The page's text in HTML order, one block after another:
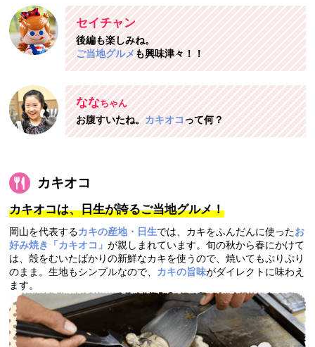
セイチャン
後編も楽しみね。
ご当地グルメ も興味津々！！
ななちゃん
お腹すいたね。 カキオコって何？
カキオコ
カキオコは、日生が誇るご当地グルメ！
岡山を代表するカキの産地・日生では、カキをふんだんに使ったお
好み焼き「カキオコ」が親しまれています。旬の秋から春にかけて
は、殻をむいたばかりの新鮮なカキを使うので、焼いてもぷりぷり
のまま。生地もシンプルなので、 カキの旨味がダイレクトに味わえ
ます。